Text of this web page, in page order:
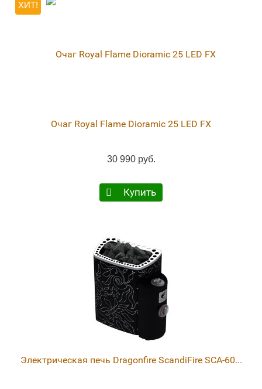
ХИТ!
Очаг Royal Flame Dioramic 25 LED FX
30 990 руб.
Купить
Электрическая печь Dragonfire ScandiFire SCA-60...